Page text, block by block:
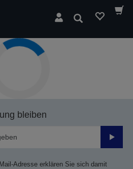
Suchen
bleiben
Adresse erklären Sie sich damit